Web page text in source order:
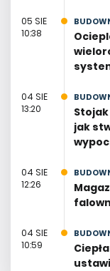
05 SIE
10:38
04 SIE
13:20
jak
04 SIE
12:26
04 SIE
10:59